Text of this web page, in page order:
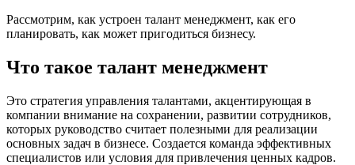
Рассмотрим, как устроен талант менеджмент, как его
планировать, как может пригодиться бизнесу.
Что такое талант менеджмент
Это стратегия управления талантами, акцентирующая в
компании внимание на сохранении, развитии сотрудников,
которых руководство считает полезными для реализации
основных задач в бизнесе. Создается команда эффективных
специалистов или условия для привлечения ценных кадров.